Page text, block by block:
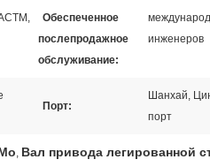
Обеспеченное
послепродажное
обслуживание:
инженеров
Порт:
Шанхай,
порт
, Вал привода легированной